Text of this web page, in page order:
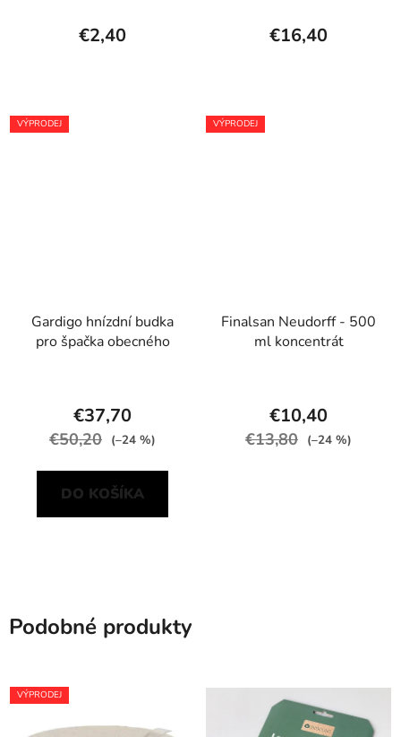
€2,40 €16,40
VÝPRODEJ
Gardigo hnízdní budka
pro špačka obecného
€37,70
€50,20 (–24 %)
DO KOŠÍKA
VÝPRODEJ
Finalsan Neudorff - 500
ml koncentrát
€10,40
€13,80 (–24 %)
Podobné produkty
VÝPRODEJ